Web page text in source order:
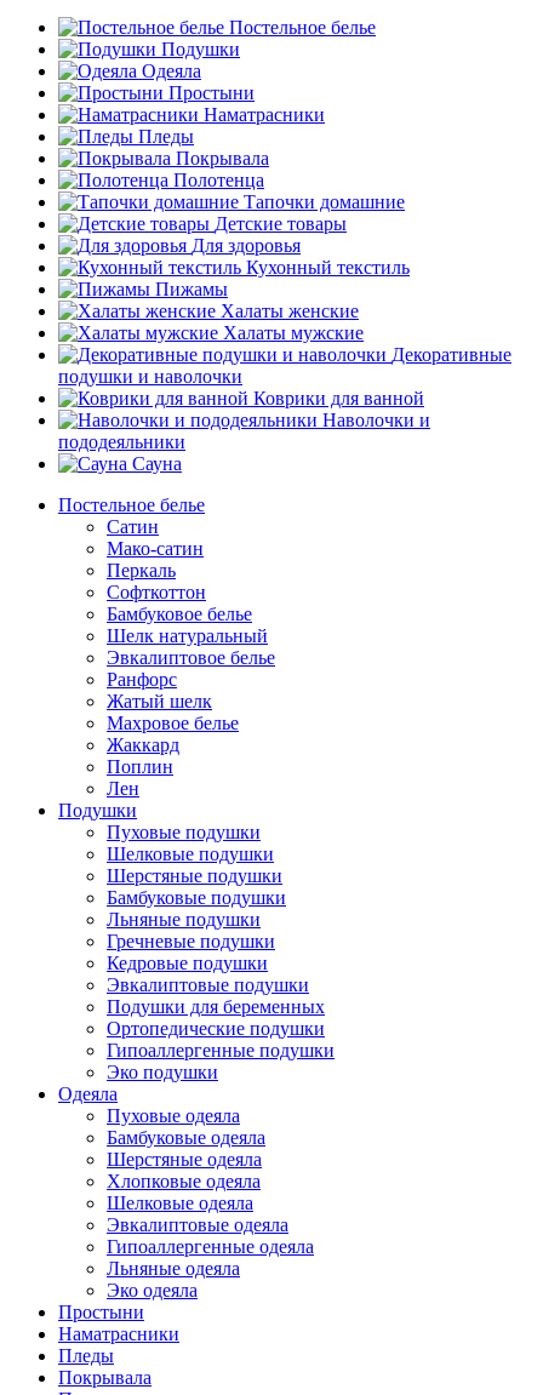
Постельное белье
Подушки
Одеяла
Простыни
Наматрасники
Пледы
Покрывала
Полотенца
Тапочки домашние
Детские товары
Для здоровья
Кухонный текстиль
Пижамы
Халаты женские
Халаты мужские
Декоративные
подушки и наволочки
Коврики для ванной
Наволочки и
пододеяльники
Сауна
Постельное белье
Сатин
Мако-сатин
Перкаль
Софткоттон
Бамбуковое белье
Шелк натуральный
Эвкалиптовое белье
Ранфорс
Жатый шелк
Махровое белье
Жаккард
Поплин
Лен
Подушки
Пуховые подушки
Шелковые подушки
Шерстяные подушки
Бамбуковые подушки
Льняные подушки
Гречневые подушки
Кедровые подушки
Эвкалиптовые подушки
Подушки для беременных
Ортопедические подушки
Гипоаллергенные подушки
Эко подушки
Одеяла
Пуховые одеяла
Бамбуковые одеяла
Шерстяные одеяла
Хлопковые одеяла
Шелковые одеяла
Эвкалиптовые одеяла
Гипоаллергенные одеяла
Льняные одеяла
Эко одеяла
Простыни
Наматрасники
Пледы
Покрывала